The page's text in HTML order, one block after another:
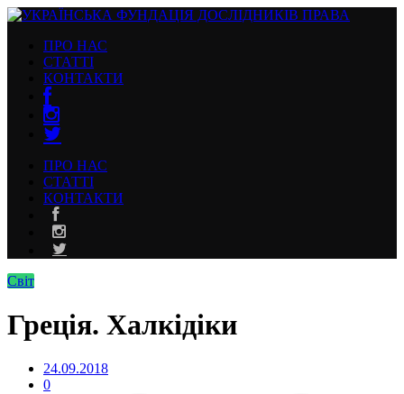
ПРО НАС
СТАТТІ
КОНТАКТИ
ПРО НАС
СТАТТІ
КОНТАКТИ
Світ
Греція. Халкідіки
24.09.2018
0